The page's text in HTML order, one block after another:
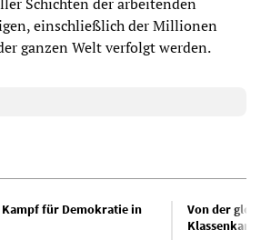
einschließlich der Millionen
ganzen Welt verfolgt werden.
für Demokratie in
Von der